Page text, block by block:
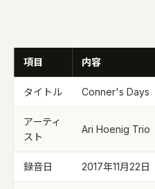
項目 内容
タイトル Conner's Days
アーティ
スト
Ari Hoenig Trio
録音日 2017年11月22日